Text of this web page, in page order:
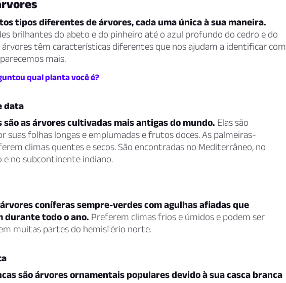
tipos diferentes de árvores, cada uma única à sua maneira.
brilhantes do abeto e do pinheiro até o azul profundo do cedro e do
árvores têm características diferentes que nos ajudam a identificar com
mais.
qual planta você é?
data
são as árvores cultivadas mais antigas do mundo. Elas são
suas folhas longas e emplumadas e frutos doces. As palmeiras-
climas quentes e secos. São encontradas no Mediterrâneo, no
e no subcontinente indiano.
coníferas sempre-verdes com agulhas afiadas que
durante todo o ano. Preferem climas frios e úmidos e podem ser
muitas partes do hemisfério norte.
são árvores ornamentais populares devido à sua casca branca